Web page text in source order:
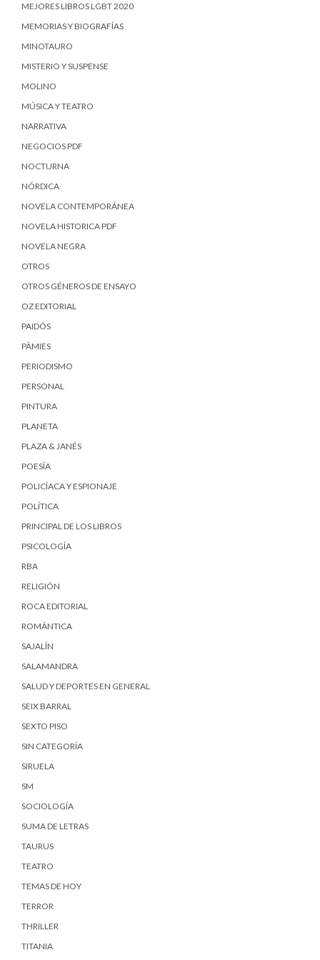
MEJORES LIBROS LGBT 2020
MEMORIAS Y BIOGRAFÍAS
MINOTAURO
MISTERIO Y SUSPENSE
MOLINO
MÚSICA Y TEATRO
NARRATIVA
NEGOCIOS PDF
NOCTURNA
NÓRDICA
NOVELA CONTEMPORÁNEA
NOVELA HISTORICA PDF
NOVELA NEGRA
OTROS
OTROS GÉNEROS DE ENSAYO
OZ EDITORIAL
PAIDÓS
PÀMIES
PERIODISMO
PERSONAL
PINTURA
PLANETA
PLAZA & JANÉS
POESÍA
POLICÍACA Y ESPIONAJE
POLÍTICA
PRINCIPAL DE LOS LIBROS
PSICOLOGÍA
RBA
RELIGIÓN
ROCA EDITORIAL
ROMÁNTICA
SAJALÍN
SALAMANDRA
SALUD Y DEPORTES EN GENERAL
SEIX BARRAL
SEXTO PISO
SIN CATEGORÍA
SIRUELA
SM
SOCIOLOGÍA
SUMA DE LETRAS
TAURUS
TEATRO
TEMAS DE HOY
TERROR
THRILLER
TITANIA